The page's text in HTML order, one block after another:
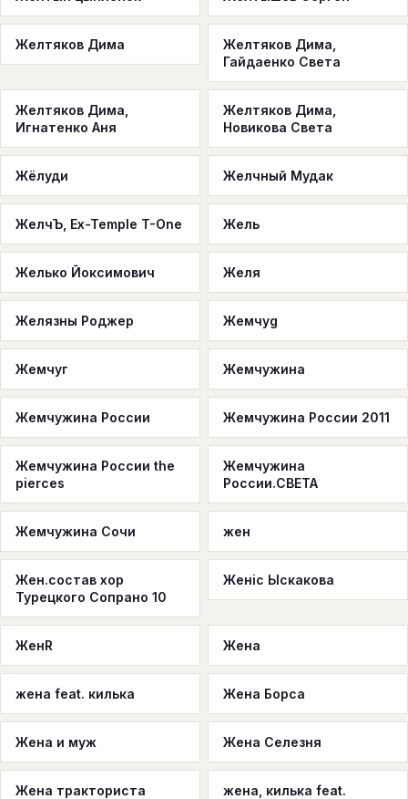
Желтяков Дима
Желтяков Дима,
Гайдаенко Света
Желтяков Дима,
Игнатенко Аня
Желтяков Дима,
Новикова Света
Жёлуди Желчный Мудак
ЖелчЪ, Ex-Temple T-One Жель
Желько Йоксимович Желя
Желязны Роджер Жемчуg
Жемчуг Жемчужина
Жемчужина России Жемчужина России 2011
Жемчужина России the
pierces
Жемчужина
России.СВЕТА
Жемчужина Сочи жен
Жен.состав хор
Турецкого Сопрано 10
Женic Ыскакова
ЖенR Жена
жена feat. килька Жена Борса
Жена и муж Жена Селезня
Жена тракториста
жена, килька feat.